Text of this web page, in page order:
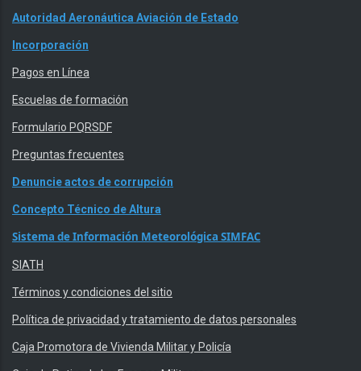
Autoridad Aeronáutica Aviación de Estado
Incorporación
Pagos en Línea
Escuelas de formación
Formulario PQRSDF
Preguntas frecuentes
Denuncie actos de corrupción
Concepto Técnico de Altura
Sistema de Información Meteorológica SIMFAC
SIATH
Términos y condiciones del sitio
Política de privacidad y tratamiento de datos personales
Caja Promotora de Vivienda Militar y Policía